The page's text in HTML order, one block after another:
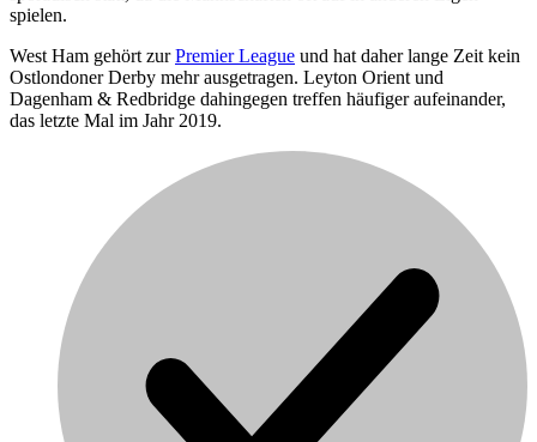
spielen.
West Ham gehört zurPremier League und hat daher lange Zeit kein
Ostlondoner Derby mehr ausgetragen. Leyton Orient und
Dagenham & Redbridge dahingegen treffen häufiger aufeinander,
das letzte Mal im Jahr 2019.